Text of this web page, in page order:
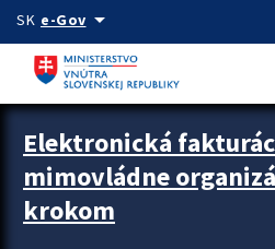
Preskocit na hlavný obsah
SK e-Govarrow_drop_down
Zastavit automatický posun upútavok
Elektronická
mimovládne
krokom